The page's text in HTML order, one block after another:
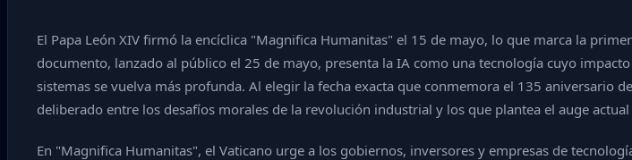
El Papa León XIV firmó la encíclica "Magnifica Humanitas" el 15 de mayo, lo que marca la
documento, lanzado al público el 25 de mayo, presenta la IA como una tecnología cuyo
sistemas se vuelva más profunda. Al elegir la fecha exacta que conmemora el 135 aniversario
deliberado entre los desafíos morales de la revolución industrial y los que plantea el auge actual
En "Magnifica Humanitas", el Vaticano urge a los gobiernos, inversores y empresas de